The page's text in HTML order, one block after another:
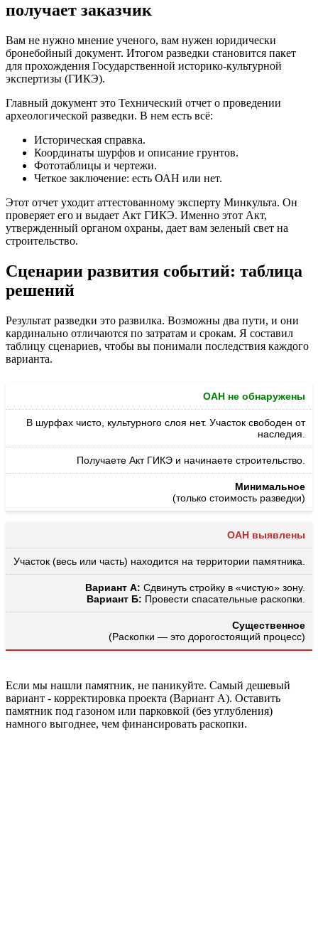
получает заказчик
Вам не нужно мнение ученого, вам нужен юридически
бронебойный документ. Итогом разведки становится пакет
для прохождения Государственной историко-культурной
экспертизы (ГИКЭ).
Главный документ это Технический отчет о проведении
археологической разведки. В нем есть всё:
Историческая справка.
Координаты шурфов и описание грунтов.
Фототаблицы и чертежи.
Четкое заключение: есть ОАН или нет.
Этот отчет уходит аттестованному эксперту Минкульта. Он
проверяет его и выдает Акт ГИКЭ. Именно этот Акт,
утвержденный органом охраны, дает вам зеленый свет на
строительство.
Сценарии развития событий: таблица
решений
Результат разведки это развилка. Возможны два пути, и они
кардинально отличаются по затратам и срокам. Я составил
таблицу сценариев, чтобы вы понимали последствия каждого
варианта.
ОАН не обнаружены
В шурфах чисто, культурного слоя нет. Участок свободен от
наследия.
Получаете Акт ГИКЭ и начинаете строительство.
Минимальное
(только стоимость разведки)
ОАН выявлены
Участок (весь или часть) находится на территории памятника.
Вариант А: Сдвинуть стройку в «чистую» зону.
Вариант Б: Провести спасательные раскопки.
Существенное
(Раскопки — это дорогостоящий процесс)
Если мы нашли памятник, не паникуйте. Самый дешевый
вариант - корректировка проекта (Вариант А). Оставить
памятник под газоном или парковкой (без углубления)
намного выгоднее, чем финансировать раскопки.